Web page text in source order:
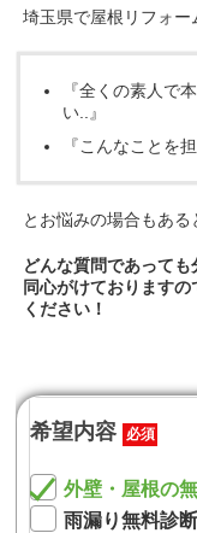
埼玉県で屋根リフォ
『全くの素人で
い..』
『こんなことを
とお悩みの場合もある
どんな質問であって
同心がけております
ください！
希望内容 必須
外壁・屋根の
雨漏り無料診断